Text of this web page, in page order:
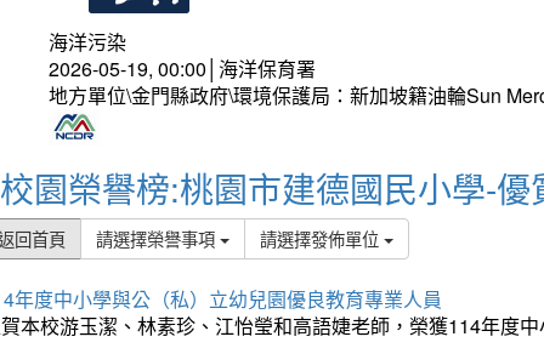
海洋污染
2026-05-19, 00:00│海洋保育署
地方單位\金門縣政府\環境保護局：新加坡籍油輪Sun
校園榮譽榜:桃園市建德國民小學-優
回首頁 請選擇榮譽事項 請選擇發佈單位
年度中小學與公（私）立幼兒園優良教育專業人員
本校游玉潔、林素珍、江怡瑩和高語婕老師，榮獲114年度